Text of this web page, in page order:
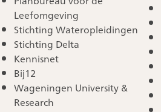
Leefomgeving
Stichting Wateropleidingen
Stichting Delta
Kennisnet
Bij12
Wageningen University &
Research